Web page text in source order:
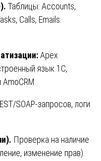
Таблицы: Accounts,
Calls, Emails.
:Apex
язык 1С,
SOAP-запросов, логи
Проверка на наличие
изменение прав).